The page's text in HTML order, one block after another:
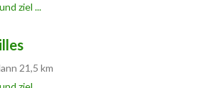
ziel ...
21,5 km